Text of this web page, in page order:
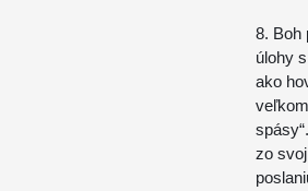
8. Boh
úlohy
ako
zo